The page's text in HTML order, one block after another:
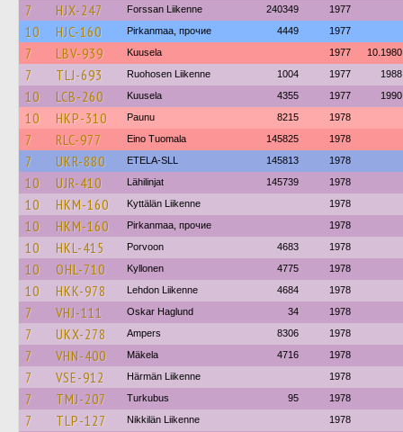
7 HJX-247 Forssan Liikenne 240349 1977
10 HJC-160 Pirkanmaa, прочие 4449 1977
7 LBV-939 Kuusela 1977 10.1980
7 TLJ-693 Ruohosen Liikenne 1004 1977 1988
10 LCB-260 Kuusela 4355 1977 1990
10 HKP-310 Paunu 8215 1978
7 RLC-977 Eino Tuomala 145825 1978
7 UKR-880 ETELA-SLL 145813 1978
10 UJR-410 Lähilinjat 145739 1978
10 HKM-160 Kyttälän Liikenne 1978
10 HKM-160 Pirkanmaa, прочие 1978
10 HKL-415 Porvoon 4683 1978
10 OHL-710 Kyllonen 4775 1978
10 HKK-978 Lehdon Liikenne 4684 1978
7 VHJ-111 Oskar Haglund 34 1978
7 UKX-278 Ampers 8306 1978
7 VHN-400 Mäkela 4716 1978
7 VSE-912 Härmän Liikenne 1978
7 TMJ-207 Turkubus 95 1978
7 TLP-127 Nikkilän Liikenne 1978